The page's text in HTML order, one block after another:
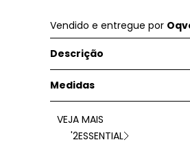
Vendido e entregue por
Descrição
Medidas
VEJA MAIS
'2ESSENTIAL